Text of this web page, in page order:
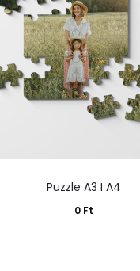
Puzzle A3 I A4
0 Ft